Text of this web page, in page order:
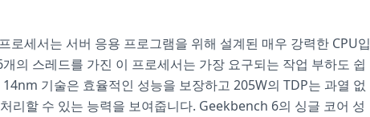
로세서는 서버 응용 프로그램을 위해 설계된 매우 강력한 CPU입
의 스레드를 가진 이 프로세서는 가장 요구되는 작업 부하도 쉽
기술은 효율적인 성능을 보장하고 205W의 TDP는 과열 없
리할 수 있는 능력을 보여줍니다. Geekbench 6의 싱글 코어 성